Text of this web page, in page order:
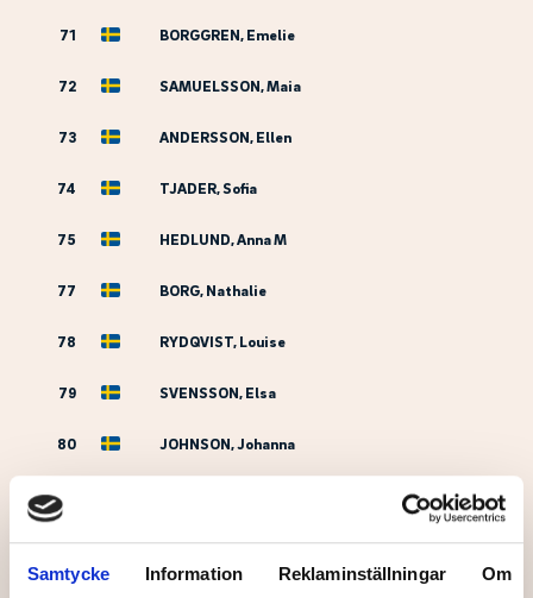
Samtycke Information Reklaminställningar Om
71 BORGGREN, Emelie
72 SAMUELSSON, Maia
73 ANDERSSON, Ellen
74 TJADER, Sofia
75 HEDLUND, Anna M
77 BORG, Nathalie
78 RYDQVIST, Louise
79 SVENSSON, Elsa
80 JOHNSON, Johanna
81
82 BUNQUE, Stephanie